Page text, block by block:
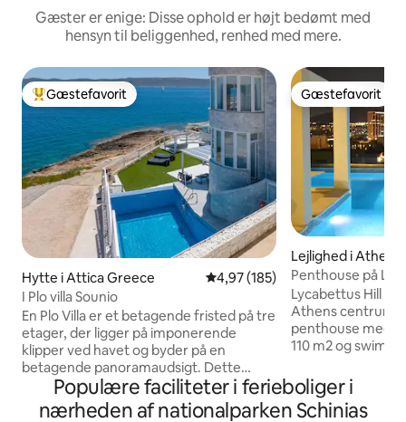
Gæster er enige: Disse ophold er højt bedømt med
hensyn til beliggenhed, renhed med mere.
Bedste gæstefavorit
Gæstefavorit
Hytte i Attica Greece 4,97 ud af 5 i gennemsnitlig
4,97 (185)
I Plo villa Sounio
En Plo Villa er et betagende fristed på tre
etager, der ligger på imponerende
klipper ved havet og byder på en
betagende panoramaudsigt. Dette
idylliske fristed ligger bekvemt tæt på,
kun 30 minutter fra lufthavnen og 50
Gæstefavorit
Gæstefavorit
Lejlighed i Athen
Penthouse på
Athen, taghave
Lycabettus Hill
Athens centrum. Det er en 180 m2
penthouse med
110 m2 og
Penthouse-
med
centrum, ikke i
Populære faciliteter i ferieboliger i
nærheden af nationalparken Schinias